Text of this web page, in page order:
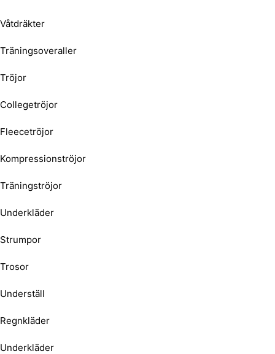
Våtdräkter
Träningsoveraller
Tröjor
Collegetröjor
Fleecetröjor
Kompressionströjor
Träningströjor
Underkläder
Strumpor
Trosor
Underställ
Regnkläder
Underkläder